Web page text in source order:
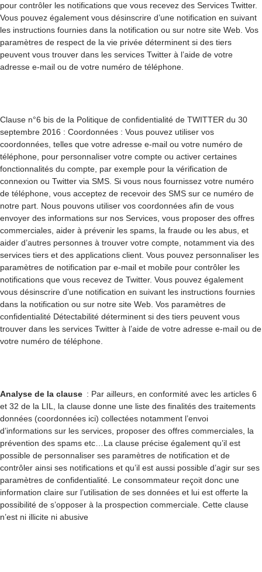
pour contrôler les notifications que vous recevez des Services Twitter.
Vous pouvez également vous désinscrire d’une notification en suivant
les instructions fournies dans la notification ou sur notre site Web. Vos
paramètres de respect de la vie privée déterminent si des tiers
peuvent vous trouver dans les services Twitter à l’aide de votre
adresse e-mail ou de votre numéro de téléphone.
Clause n°6 bis de la Politique de confidentialité de TWITTER du 30
septembre 2016 : Coordonnées : Vous pouvez utiliser vos
coordonnées, telles que votre adresse e-mail ou votre numéro de
téléphone, pour personnaliser votre compte ou activer certaines
fonctionnalités du compte, par exemple pour la vérification de
connexion ou Twitter via SMS. Si vous nous fournissez votre numéro
de téléphone, vous acceptez de recevoir des SMS sur ce numéro de
notre part. Nous pouvons utiliser vos coordonnées afin de vous
envoyer des informations sur nos Services, vous proposer des offres
commerciales, aider à prévenir les spams, la fraude ou les abus, et
aider d’autres personnes à trouver votre compte, notamment via des
services tiers et des applications client. Vous pouvez personnaliser les
paramètres de notification par e-mail et mobile pour contrôler les
notifications que vous recevez de Twitter. Vous pouvez également
vous désinscrire d’une notification en suivant les instructions fournies
dans la notification ou sur notre site Web. Vos paramètres de
confidentialité Détectabilité déterminent si des tiers peuvent vous
trouver dans les services Twitter à l’aide de votre adresse e-mail ou de
votre numéro de téléphone.
Analyse de la clause : Par ailleurs, en conformité avec les articles 6
et 32 de la LIL, la clause donne une liste des finalités des traitements
données (coordonnées ici) collectées notamment l’envoi
d’informations sur les services, proposer des offres commerciales, la
prévention des spams etc…La clause précise également qu’il est
possible de personnaliser ses paramètres de notification et de
contrôler ainsi ses notifications et qu’il est aussi possible d’agir sur ses
paramètres de confidentialité. Le consommateur reçoit donc une
information claire sur l’utilisation de ses données et lui est offerte la
possibilité de s’opposer à la prospection commerciale. Cette clause
n’est ni illicite ni abusive